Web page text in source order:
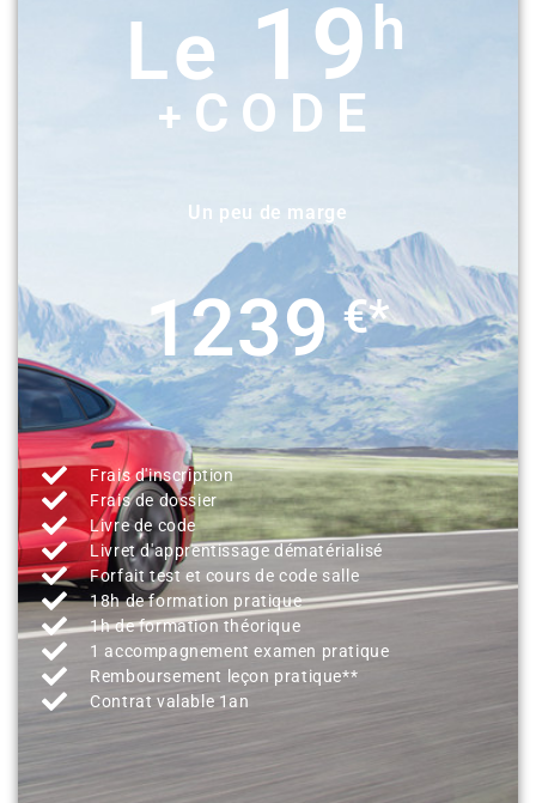
Le 19 h
+ CODE
Un peu de marge
1239€*
Frais d'inscription
Frais de dossier
Livre de code
Livret d'apprentissage dématérialisé
Forfait test et cours de code salle
18h de formation pratique
1h de formation théorique
1 accompagnement examen pratique
Remboursement leçon pratique**
Contrat valable 1an